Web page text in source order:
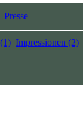
Presse
Impressionen (2)